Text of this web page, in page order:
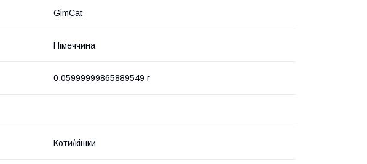
GimCat
Німеччина
0.05999999865889549 г
Коти/кішки